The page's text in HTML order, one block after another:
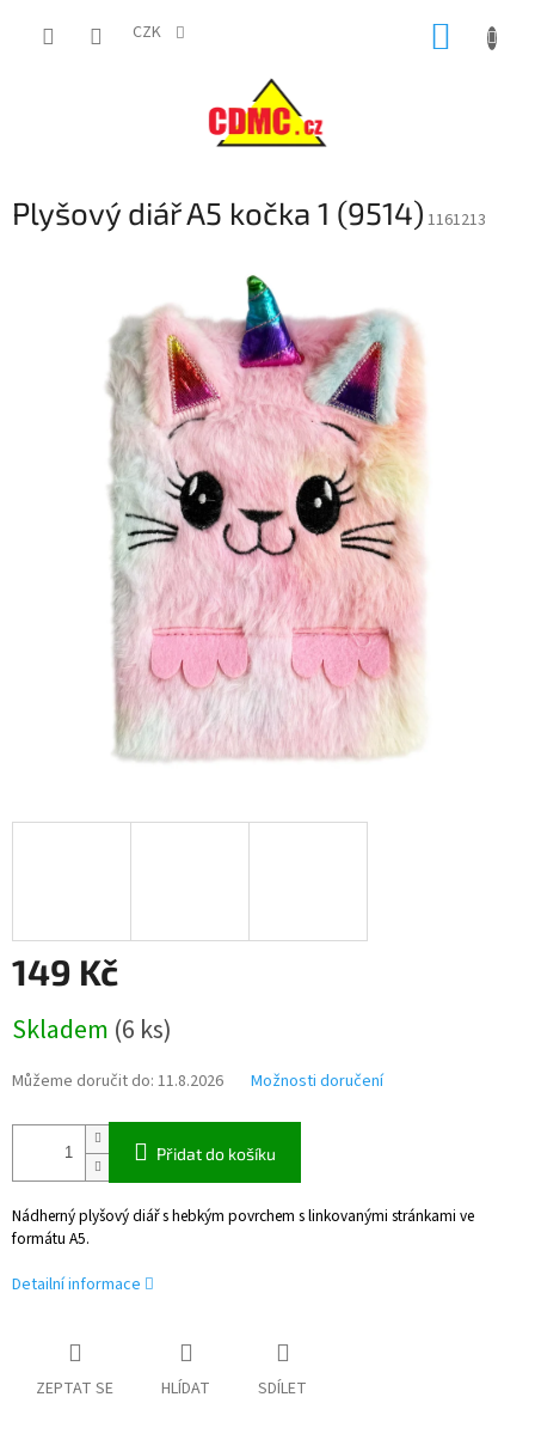
CZK
Plyšový diář A5 kočka 1 (9514) 1161213
149 Kč
cena:
Skladem (6 ks)
Můžeme doručit do: 11.8.2026 Možnosti doručení
Přidat do košíku
Nádherný plyšový diář s hebkým povrchem s linkovanými stránkami ve
formátu A5.
Detailní informace
ZEPTAT SE HLÍDAT SDÍLET